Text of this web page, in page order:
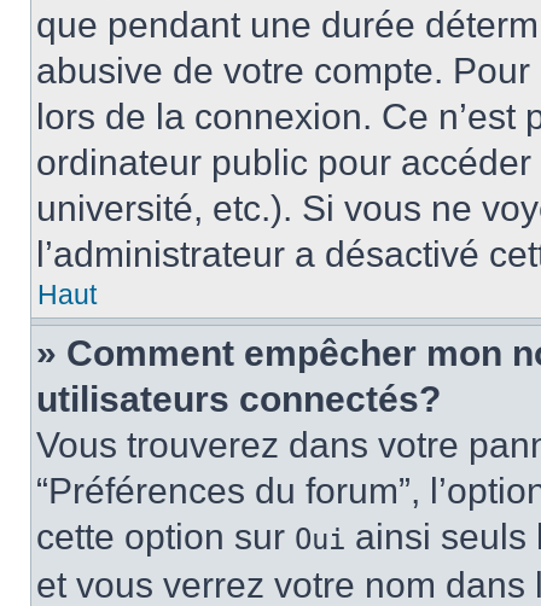
que pendant une durée
abusive de votre compte.
lors de la connexion. Ce
ordinateur public pour
université, etc.). Si vous ne
l’administrateur a désactivé
Haut
» Comment empêcher mon
utilisateurs connectés?
Vous trouverez dans votre
“Préférences du forum”,
cette option sur Oui ainsi seuls
et vous verrez votre nom